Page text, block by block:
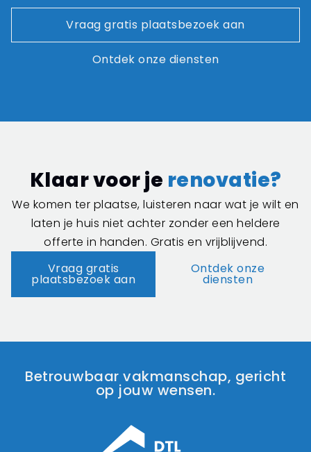
Vraag gratis plaatsbezoek aan
Ontdek onze diensten
Klaar voor je renovatie?
We komen ter plaatse, luisteren naar wat je wilt en
laten je huis niet achter zonder een heldere
offerte in handen. Gratis en vrijblijvend.
Vraag gratis
plaatsbezoek aan
Ontdek onze
diensten
Betrouwbaar vakmanschap, gericht
op jouw wensen.